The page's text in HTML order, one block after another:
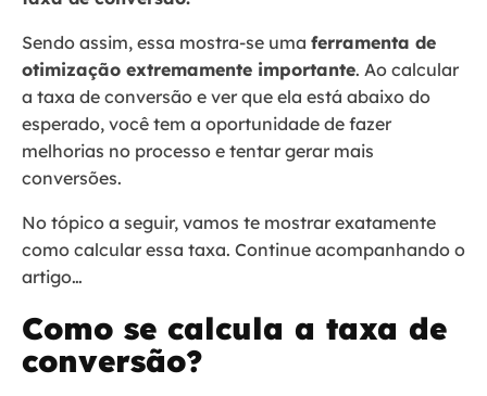
Sendo assim, essa mostra-se uma ferramenta de
otimização extremamente importante. Ao calcular
a taxa de conversão e ver que ela está abaixo do
esperado, você tem a oportunidade de fazer
melhorias no processo e tentar gerar mais
conversões.
No tópico a seguir, vamos te mostrar exatamente
como calcular essa taxa. Continue acompanhando o
artigo…
Como se calcula a taxa de
conversão?